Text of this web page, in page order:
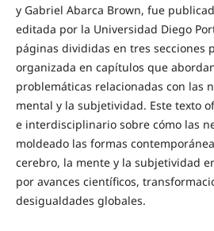
y Gabriel Abarca Brown, fue
editada por la Universidad Diego
páginas divididas en tres secciones
organizada en capítulos que
problemáticas relacionadas con las
mental y la subjetividad. Este texto
e interdisciplinario sobre cómo las
moldeado las formas
cerebro, la mente y la subjetividad
por avances científicos,
desigualdades globales.